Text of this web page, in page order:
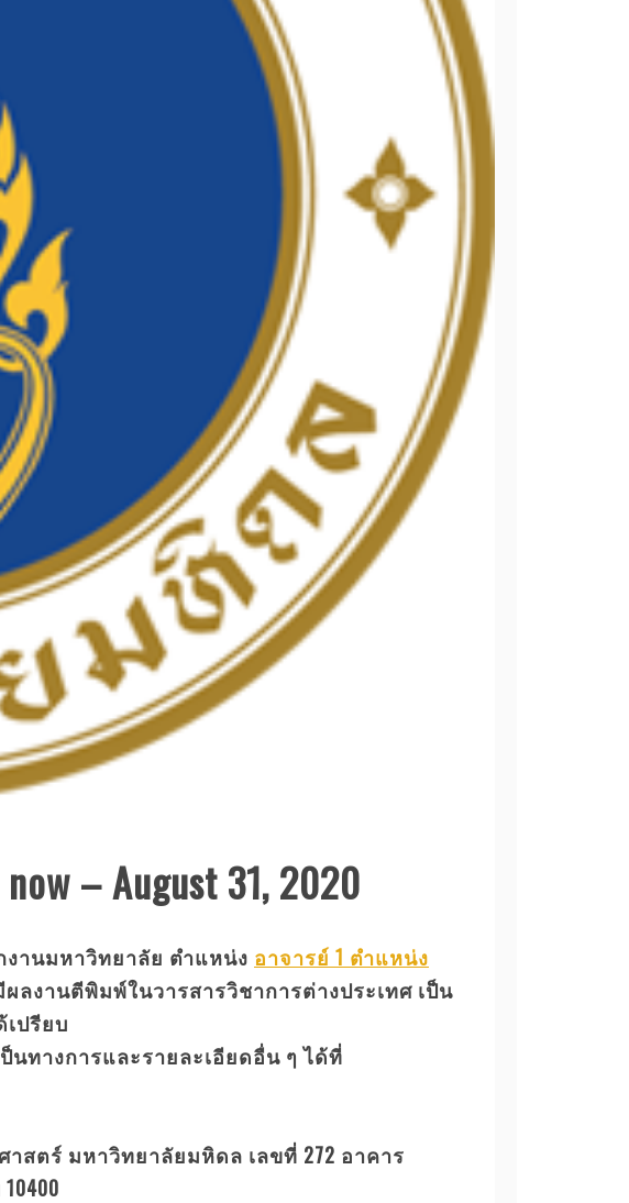
– August 31, 2020
านมหาวิทยาลัย ตำแหน่ง อาจารย์ 1 ตำแหน่ง
งานตีพิมพ์ในวารสารวิชาการต่างประเทศ เป็น
ปรียบ
นทางการและรายละเอียดอื่น ๆ ได้ที่
สตร์ มหาวิทยาลัยมหิดล เลขที่ 272 อาคาร